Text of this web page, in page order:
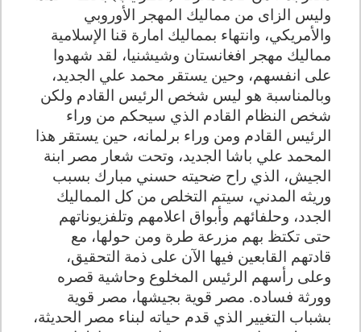
وليس الزاى من مماليك المهجر الأوروبي
والأمريكي، وانتهاء بمماليك امارة قنا الإسلامية
مماليك مهجر افغانستان وشيشنيا، لقد شهدوا
على انفسهم، وحين يستقر محمد علي الجديد،
وبالمناسبة هو ليس شخص الرئيس القادم ولكن
شخص النظام القادم الذي سيحكم من وراء
الرئيس القادم ومن وراء برلمانه، حين يستقر هذا
المحمد علي باشا الجديد، وتحت شعار مصر ابنة
الجيش، الذي راح ضحيته حسني مبارك بسبب
وريثه المدني، سيتم التخلص من كل المماليك
الجدد، وحلفائهم وأبواق اعلامهم وتلفزيوناتهم
حتى تكتظ بهم مزرعة طرة ومن حولها، مع
قادتهم القابعين فيها الآن على ذمة التحقيق،
وعلى رأسهم الرئيس المخلوع وحاشية قصره
وورثة فساده. مصر قوية بجيشها، مصر قوية
بشباب التغيير الذي قدم حياته لبناء مصر الحديثة،